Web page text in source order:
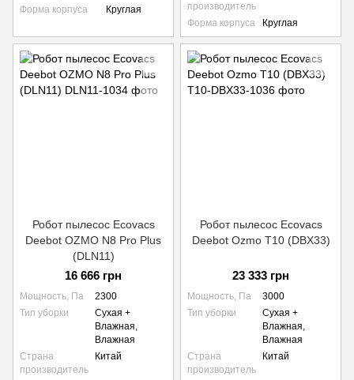
Форма корпуса Круглая
производитель
Форма корпуса Круглая
Робот пылесос Ecovacs
Deebot OZMO N8 Pro ‌Plus
(DLN11)
16 666 грн
Мощность, Па
2300
Тип уборки
Сухая +
Влажная,
Влажная
Страна
производитель
Китай
Робот пылесос Ecovacs
Deebot Ozmo T10 (DBX33)
23 333 грн
Мощность, Па
3000
Тип уборки
Сухая +
Влажная,
Влажная
Страна
производитель
Китай